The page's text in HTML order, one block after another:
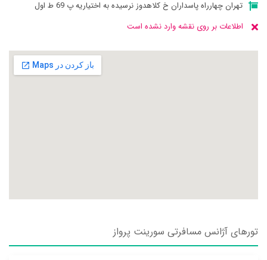
تهران چهارراه پاسداران خ کلاهدوز نرسیده به اختیاریه پ 69 ط اول
اطلاعات بر روی نقشه وارد نشده است
تورهای آژانس مسافرتی سورينت پرواز